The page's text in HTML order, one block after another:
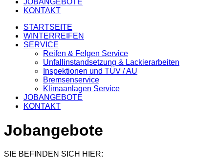
JOBANGEBOTE
KONTAKT
STARTSEITE
WINTERREIFEN
SERVICE
Reifen & Felgen Service
Unfallinstandsetzung & Lackierarbeiten
Inspektionen und TÜV / AU
Bremsenservice
Klimaanlagen Service
JOBANGEBOTE
KONTAKT
Jobangebote
SIE BEFINDEN SICH HIER: